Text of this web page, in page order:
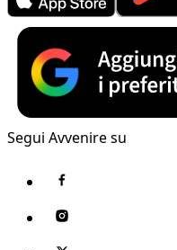
Segui Avvenire su